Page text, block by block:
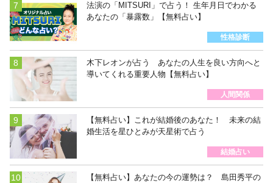
法演の「MITSURI」で占う！ 生年月日でわかる
あなたの「暴露数」【無料占い】
性格診断
木下レオンが占う あなたの人生を良い方向へと
導いてくれる重要人物【無料占い】
人間関係
【無料占い】これが結婚後のあなた！ 未来の結
婚生活を星ひとみが天星術で占う
結婚占い
【無料占い】あなたの今の運勢は？ 島田秀平の